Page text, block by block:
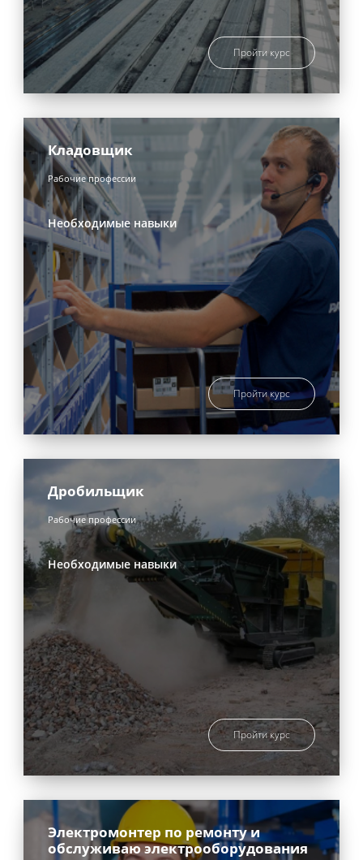
Пройти курс
Кладовщик
Рабочие профессии
Необходимые навыки
Пройти курс
Дробильщик
Рабочие профессии
Необходимые навыки
Пройти курс
Электромонтер по ремонту и
обслуживаю электрооборудования